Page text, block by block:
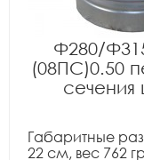
Ф280/
(08ПС)0.50
сечения
Габаритные
22 см, вес 762